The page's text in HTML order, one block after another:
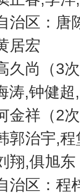
治区：唐
居宏
久尚（3
涛,钟健
金祥（2
郭治宇,
翔,俱旭东
治区：程